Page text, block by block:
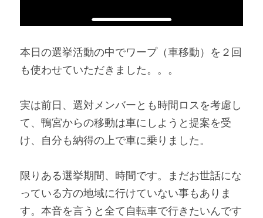
本日の選挙活動の中でワープ（車移動）を２回
も使わせていただきました。。。
実は前日、選対メンバーとも時間ロスを考慮し
て、鴨宮からの移動は車にしようと提案を受
け、自分も納得の上で車に乗りました。
限りある選挙期間、時間です。まだお世話にな
っている方の地域に行けていない事もありま
す。本音を言うと全て自転車で行きたいんです